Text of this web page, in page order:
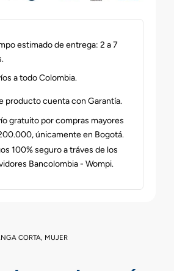
estimado de entrega: 2 a 7
a todo Colombia.
producto cuenta con Garantía.
gratuito por compras mayores
únicamente en Bogotá.
100% seguro a tráves de los
Bancolombia - Wompi.
CORTA MUJER